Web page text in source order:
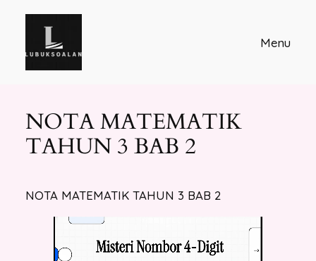
Menu
NOTA MATEMATIK
TAHUN 3 BAB 2
NOTA MATEMATIK TAHUN 3 BAB 2